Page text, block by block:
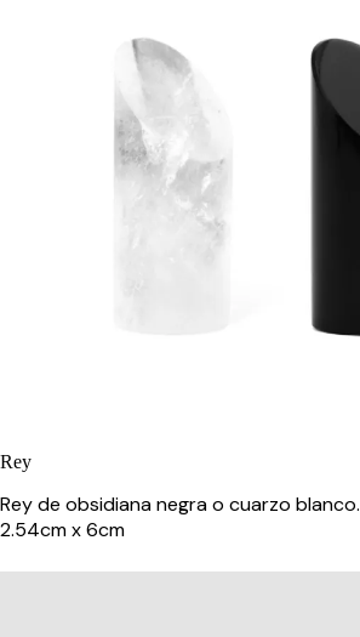
Rey
Rey de obsidiana negra o cuarzo blanco.
2.54cm x 6cm